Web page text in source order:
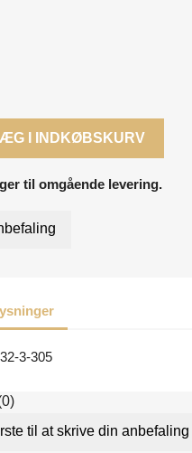
I INDKØBSKURV
til omgående levering.
3-305
til at skrive din anbefaling